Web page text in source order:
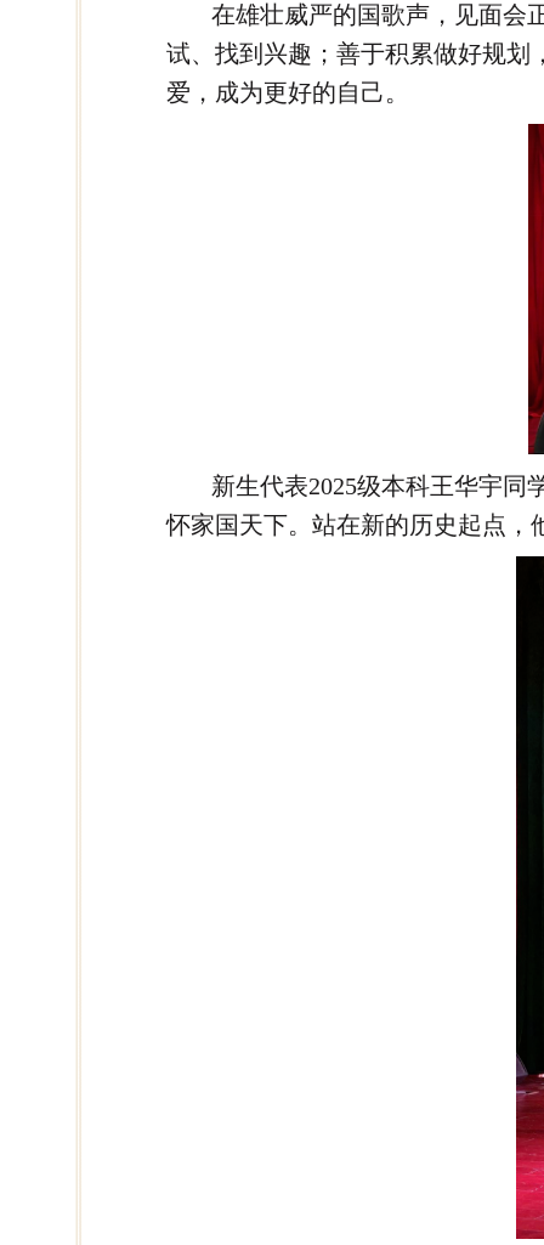
在雄壮威严的国歌声，见面会
试、找到兴趣；善于积累做好规划
爱，成为更好的自己。
新生代表2025级本科王华宇同
怀家国天下。站在新的历史起点，